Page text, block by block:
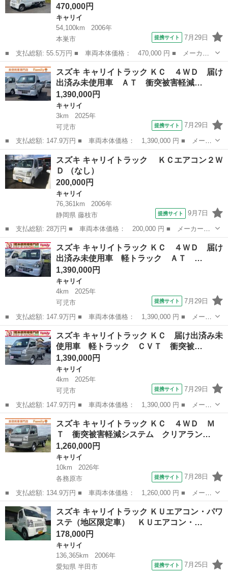
470,000円
キャリイ
54,100km
2006年
本巣市
提携サイト 7月29日
■ 支払総額: 55.5万円 ■ 車両本体価格： 470,000 円 ■ メーカー
名： スズキ ■ 車種名： キャリイトラック ■ グレード名： Ｋ
Ｃ ４ＷＤ オートマ エアコン パワステ ■ 排気量： 660cc ■
ド...
岐阜 本巣市 キャリイ
スズキ キャリイトラック ＫＣ ４ＷＤ 届け
出済み未使用車 ＡＴ 衝突被害軽減…
1,390,000円
キャリイ
3km
2025年
可児市
提携サイト 7月29日
■ 支払総額: 147.9万円 ■ 車両本体価格： 1,390,000 円 ■ メーカ
ー名： スズキ ■ 車種名： キャリイトラック ■ グレード名：
ＫＣ ４ＷＤ 届け出済み未使用車 ＡＴ 衝突被害軽減システム
クリアラ...
岐阜 可児市 キャリイ
スズキ キャリイトラック ＫＣエアコン２Ｗ
Ｄ （なし）
200,000円
キャリイ
76,361km
2006年
静岡県 藤枝市
提携サイト 9月7日
■ 支払総額: 28万円 ■ 車両本体価格： 200,000 円 ■ メーカー
名： スズキ ■ 車種名： キャリイトラック ■ グレード名：
ＫＣエアコン２ＷＤ ■ 排気量： 660cc ■ ドア枚数： 2D ■ ミッ
シ...
静岡 藤枝市 キャリイ
スズキ キャリイトラック ＫＣ ４ＷＤ 届け
出済み未使用車 軽トラック ＡＴ …
1,390,000円
キャリイ
4km
2025年
可児市
提携サイト 7月29日
■ 支払総額: 147.9万円 ■ 車両本体価格： 1,390,000 円 ■ メーカ
ー名： スズキ ■ 車種名： キャリイトラック ■ グレード名：
ＫＣ ４ＷＤ 届け出済み未使用車 軽トラック ＡＴ 衝突被害軽
減システ...
岐阜 可児市 キャリイ
スズキ キャリイトラック ＫＣ 届け出済み未
使用車 軽トラック ＣＶＴ 衝突被…
1,390,000円
キャリイ
4km
2025年
可児市
提携サイト 7月29日
■ 支払総額: 147.9万円 ■ 車両本体価格： 1,390,000 円 ■ メーカ
ー名： スズキ ■ 車種名： キャリイトラック ■ グレード名：
ＫＣ 届け出済み未使用車 軽トラック ＣＶＴ 衝突被害軽減シス
テム ク...
岐阜 可児市 キャリイ
スズキ キャリイトラック ＫＣ ４ＷＤ Ｍ
Ｔ 衝突被害軽減システム クリアラン…
1,260,000円
キャリイ
10km
2026年
各務原市
提携サイト 7月28日
■ 支払総額: 134.9万円 ■ 車両本体価格： 1,260,000 円 ■ メーカ
ー名： スズキ ■ 車種名： キャリイトラック ■ グレード名：
ＫＣ ４ＷＤ ＭＴ 衝突被害軽減システム クリアランスソナー
レーンア...
岐阜 各務原市 キャリイ
スズキ キャリイトラック ＫＵエアコン・パワ
ステ（地区限定車） ＫＵエアコン・…
178,000円
キャリイ
136,365km
2006年
愛知県 半田市
提携サイト 7月25日